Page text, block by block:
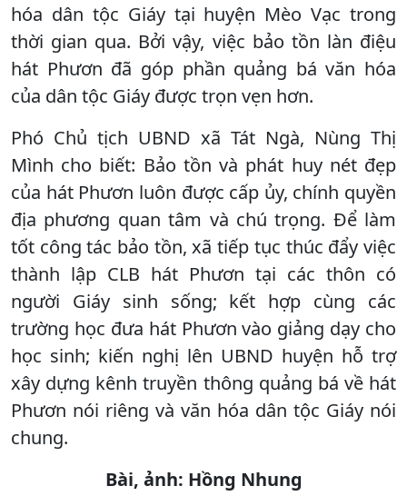
hóa dân tộc Giáy tại huyện Mèo Vạc trong
thời gian qua. Bởi vậy, việc bảo tồn làn điệu
hát Phươn đã góp phần quảng bá văn hóa
của dân tộc Giáy được trọn vẹn hơn.
Phó Chủ tịch UBND xã Tát Ngà, Nùng Thị
Mình cho biết: Bảo tồn và phát huy nét đẹp
của hát Phươn luôn được cấp ủy, chính quyền
địa phương quan tâm và chú trọng. Để làm
tốt công tác bảo tồn, xã tiếp tục thúc đẩy việc
thành lập CLB hát Phươn tại các thôn có
người Giáy sinh sống; kết hợp cùng các
trường học đưa hát Phươn vào giảng dạy cho
học sinh; kiến nghị lên UBND huyện hỗ trợ
xây dựng kênh truyền thông quảng bá về hát
Phươn nói riêng và văn hóa dân tộc Giáy nói
chung.
Bài, ảnh: Hồng Nhung